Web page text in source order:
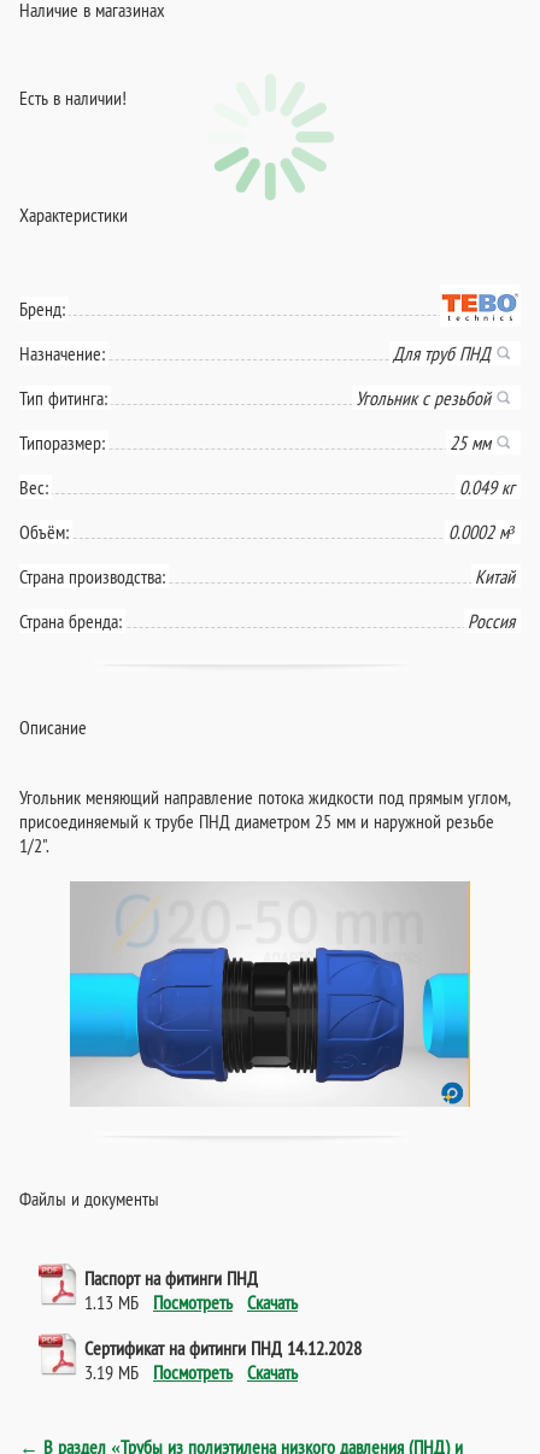
Наличие в магазинах
Есть в наличии!
Характеристики
Бренд:
Назначение:
Для труб ПНД
Тип фитинга:
Угольник с резьбой
Типоразмер:
25 мм
Вес:
0.049 кг
Объём:
0.0002 м³
Страна производства:
Китай
Страна бренда:
Россия
Описание
Угольник меняющий направление потока жидкости под прямым углом,
присоединяемый к трубе ПНД диаметром 25 мм и наружной резьбе
1/2".
Файлы и документы
Паспорт на фитинги ПНД
1.13 МБ Посмотреть Скачать
Сертификат на фитинги ПНД 14.12.2028
3.19 МБ Посмотреть Скачать
← В раздел «Трубы из полиэтилена низкого давления (ПНД) и